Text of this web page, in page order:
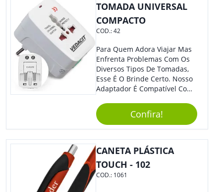
TOMADA UNIVERSAL
COMPACTO
COD.:42
Para Quem Adora Viajar Mas
Enfrenta Problemas Com Os
Diversos Tipos De Tomadas,
Esse É O Brinde Certo. Nosso
Adaptador É Compatível Com
Diferentes Países E Com
Todas As Tensões. Em
Tamanho Compacto, É
Perfeito Para Carregar Na
Bolsa Ou Na Mochila. É A
Precisam Em Apenas Um
Item! Demais, Não É?!
Confira!
CANETA PLÁSTICA
TOUCH - 102
COD.: 1061